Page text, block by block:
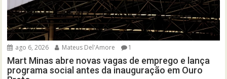
ago 6, 2026 Mateus Del'Amore 1
Mart Minas abre novas vagas de emprego e lança
programa social antes da inauguração em Ouro